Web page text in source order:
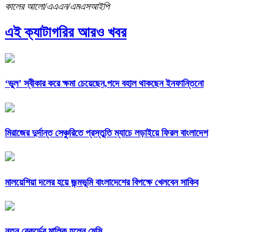
কালের আলো/এএএন/এমএসআইপি
এই ক্যাটাগরির আরও খবর
‘ভুল’ স্বীকার করে ক্ষমা চেয়েছেন,পদে বহাল থাকছেন ইনফান্তিনো
মিরাজের দুর্দান্ত সেঞ্চুরিতে প্রস্তুতি ম্যাচে লড়াইয়ে ফিরল বাংলাদেশ
মালয়েশিয়া দলের হয়ে জন্মভূমি বাংলাদেশের বিপক্ষে খেলবেন সাকিব